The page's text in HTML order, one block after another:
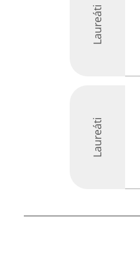
Laureáti
Laureáti